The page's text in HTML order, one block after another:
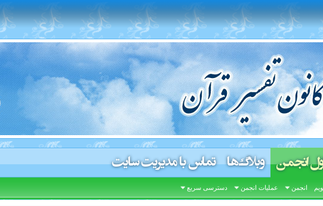
انجمن
انجمن عملیات انجمن دسترسی سریع
وبلاگ‌ها تماس با مدیریت سایت